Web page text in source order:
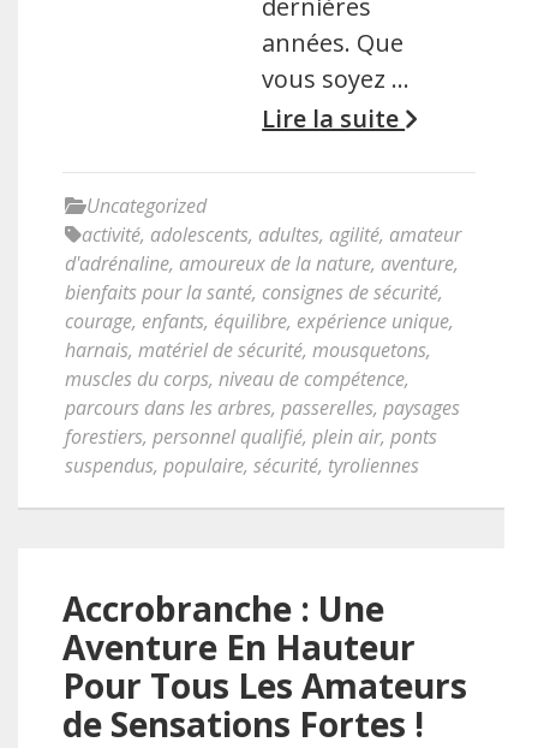
dernières
années. Que
vous soyez …
Lire la suite
Uncategorized
activité, adolescents, adultes, agilité, amateur
d'adrénaline, amoureux de la nature, aventure,
bienfaits pour la santé, consignes de sécurité,
courage, enfants, équilibre, expérience unique,
harnais, matériel de sécurité, mousquetons,
muscles du corps, niveau de compétence,
parcours dans les arbres, passerelles, paysages
forestiers, personnel qualifié, plein air, ponts
suspendus, populaire, sécurité, tyroliennes
Accrobranche : Une
Aventure En Hauteur
Pour Tous Les Amateurs
de Sensations Fortes !